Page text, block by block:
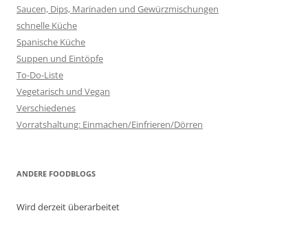
Saucen, Dips, Marinaden und Gewürzmischungen
schnelle Küche
Spanische Küche
Suppen und Eintöpfe
To-Do-Liste
Vegetarisch und Vegan
Verschiedenes
Vorratshaltung: Einmachen/Einfrieren/Dörren
ANDERE FOODBLOGS
Wird derzeit überarbeitet